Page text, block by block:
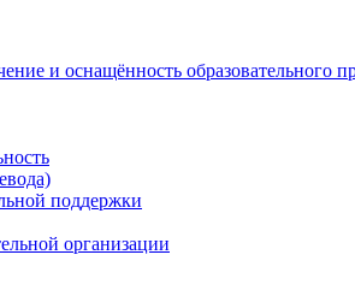
и оснащённость образовательного
поддержки
организации